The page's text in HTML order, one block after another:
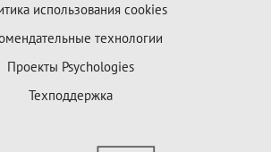
использования cookies
технологии
Проекты Psychologies
Техподдержка